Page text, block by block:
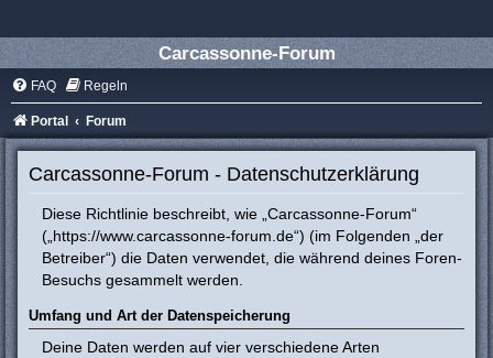
Carcassonne-Forum
FAQ Regeln
Portal Forum
Carcassonne-Forum - Datenschutzerklärung
Diese Richtlinie beschreibt, wie „Carcassonne-Forum“
(„https://www.carcassonne-forum.de“) (im Folgenden „der
Betreiber“) die Daten verwendet, die während deines Foren-
Besuchs gesammelt werden.
Umfang und Art der Datenspeicherung
Deine Daten werden auf vier verschiedene Arten